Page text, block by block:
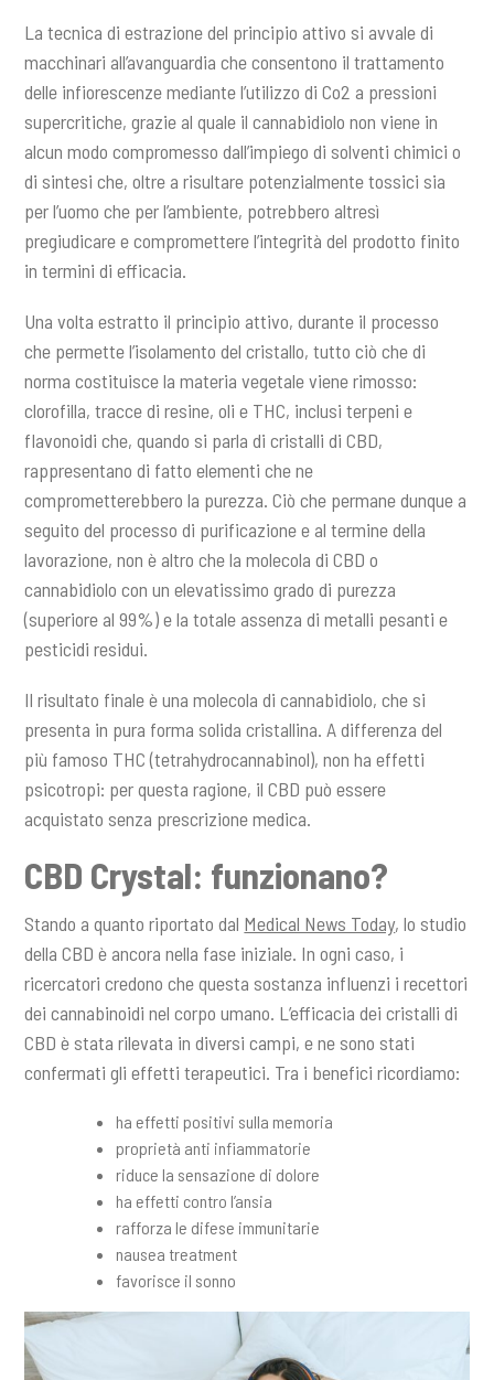
La tecnica di estrazione del principio attivo si avvale di
macchinari all’avanguardia che consentono il trattamento
delle infiorescenze mediante l’utilizzo di Co2 a pressioni
supercritiche, grazie al quale il cannabidiolo non viene in
alcun modo compromesso dall’impiego di solventi chimici o
di sintesi che, oltre a risultare potenzialmente tossici sia
per l’uomo che per l’ambiente, potrebbero altresì
pregiudicare e compromettere l’integrità del prodotto finito
in termini di efficacia.
Una volta estratto il principio attivo, durante il processo
che permette l’isolamento del cristallo, tutto ciò che di
norma costituisce la materia vegetale viene rimosso:
clorofilla, tracce di resine, oli e THC, inclusi terpeni e
flavonoidi che, quando si parla di cristalli di CBD,
rappresentano di fatto elementi che ne
comprometterebbero la purezza. Ciò che permane dunque a
seguito del processo di purificazione e al termine della
lavorazione, non è altro che la molecola di CBD o
cannabidiolo con un elevatissimo grado di purezza
(superiore al 99%) e la totale assenza di metalli pesanti e
pesticidi residui.
Il risultato finale è una molecola di cannabidiolo, che si
presenta in pura forma solida cristallina. A differenza del
più famoso THC (tetrahydrocannabinol), non ha effetti
psicotropi: per questa ragione, il CBD può essere
acquistato senza prescrizione medica.
CBD Crystal: funzionano?
Stando a quanto riportato dal Medical News Today, lo studio
della CBD è ancora nella fase iniziale. In ogni caso, i
ricercatori credono che questa sostanza influenzi i recettori
dei cannabinoidi nel corpo umano. L’efficacia dei cristalli di
CBD è stata rilevata in diversi campi, e ne sono stati
confermati gli effetti terapeutici. Tra i benefici ricordiamo:
ha effetti positivi sulla memoria
proprietà anti infiammatorie
riduce la sensazione di dolore
ha effetti contro l’ansia
rafforza le difese immunitarie
nausea treatment
favorisce il sonno